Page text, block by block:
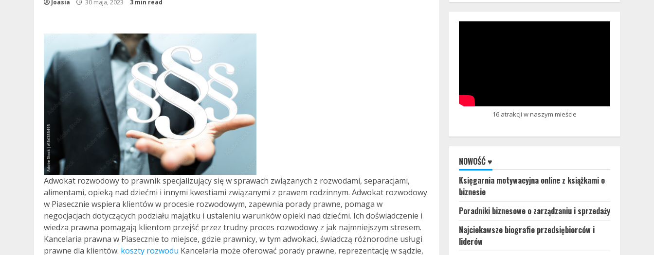
Joasia 30 maja, 2023 3 min read
Adwokat rozwodowy to prawnik specjalizujący się w sprawach związanych z rozwodami, separacjami,
alimentami, opieką nad dziećmi i innymi kwestiami związanymi z prawem rodzinnym. Adwokat rozwodowy
w Piasecznie wspiera klientów w procesie rozwodowym, zapewnia porady prawne, pomaga w
negocjacjach dotyczących podziału majątku i ustaleniu warunków opieki nad dziećmi. Ich doświadczenie i
wiedza prawna pomagają klientom przejść przez trudny proces rozwodowy z jak najmniejszym stresem.
Kancelaria prawna w Piasecznie to miejsce, gdzie prawnicy, w tym adwokaci, świadczą różnorodne usługi
prawne dla klientów. koszty rozwodu Kancelaria może oferować porady prawne, reprezentację w sądzie,
16 atrakcji w naszym mieście
NOWOŚĆ ♥
Księgarnia motywacyjna online z książkami o
biznesie
Poradniki biznesowe o zarządzaniu i sprzedaży
Najciekawsze biografie przedsiębiorców i
liderów